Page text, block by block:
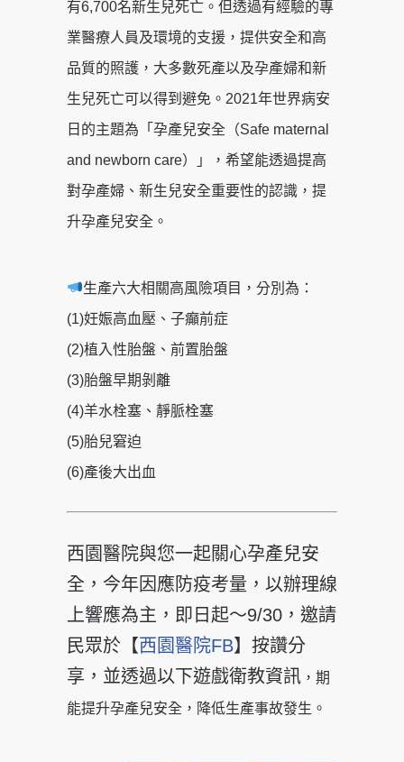
有6,700名新生兒死亡。但透過有經驗的專
業醫療人員及環境的支援，提供安全和高
品質的照護，大多數死產以及孕產婦和新
生兒死亡可以得到避免。2021年世界病安
日的主題為「孕產兒安全（Safe maternal
and newborn care）」，希望能透過提高
對孕產婦、新生兒安全重要性的認識，提
升孕產兒安全。
生產六大相關高風險項目，分別為：
(1)妊娠高血壓、子癲前症
(2)植入性胎盤、前置胎盤
(3)胎盤早期剝離
(4)羊水栓塞、靜脈栓塞
(5)胎兒窘迫
(6)產後大出血
西園醫院與您一起關心孕產兒安
全，今年因應防疫考量，以辦理線
上響應為主，即日起～9/30，邀請
民眾於【西園醫院FB】按讚分
享，並透過以下遊戲衛教資訊 ，期
能提升孕產兒安全，降低生產事故發生。